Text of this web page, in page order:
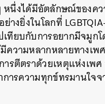
หนึ่งได้มีอัตลักษณ์ของค
ย่างยิ่งในโลกที่
เทียบกับการอยากมีจมู
ความหลากหลายทางเ
รตีตราด้วยเหตุแห่งเพ
ารความทุกข์ทรมานใจ